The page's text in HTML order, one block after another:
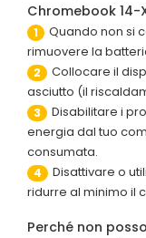
Chromebook 14-
1
Quando non si
rimuovere la
2
Collocare il
asciutto (il
3
Disabilitare i
energia dal tuo
consumata.
4
Disattivare o
ridurre al minimo il
Perché non